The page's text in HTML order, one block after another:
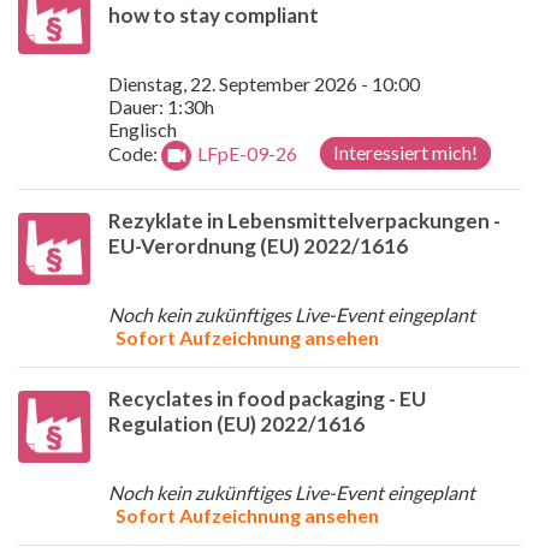
how to stay compliant
Dienstag, 22. September 2026 - 10:00
Dauer: 1:30h
Englisch
Interessiert mich!
Code: LFpE-09-26
Rezyklate in Lebensmittelverpackungen -
EU-Verordnung (EU) 2022/1616
Noch kein zukünftiges Live-Event eingeplant
Sofort Aufzeichnung ansehen
Recyclates in food packaging - EU
Regulation (EU) 2022/1616
Noch kein zukünftiges Live-Event eingeplant
Sofort Aufzeichnung ansehen